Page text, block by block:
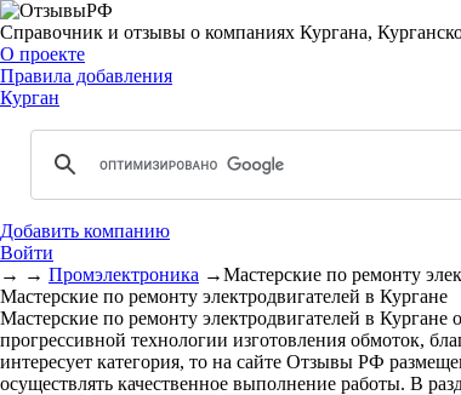
Справочник и отзывы о компаниях Кургана,
О проекте
Правила добавления
Курган
Добавить компанию
Войти
→ → Промэлектроника →Мастерские по ремонту
Мастерские по ремонту электродвигателей в Кургане
Мастерские по ремонту электродвигателей в
прогрессивной технологии изготовления обмоток,
интересует категория, то на сайте Отзывы РФ
осуществлять качественное выполнение работы. В